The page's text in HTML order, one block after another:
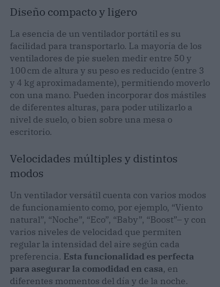
Diseño compacto y ligero
La esencia de un ventilador portátil es su
facilidad para transportarlo. La mayoría de los
ventiladores de pie suelen medir entre 50 y
100 cm de altura y su peso es reducido (entre 3
y 4 kg aproximadamente), permitiendo moverlo
con una mano. Pueden incorporar dos mástiles
de diferentes alturas, para poder utilizarlo a
nivel de suelo, o bien sobre una mesa o
escritorio.
Velocidades múltiples y distintos
modos
Un ventilador versátil cuenta con varios modos
de funcionamiento como, por ejemplo, “Viento
natural”, “Noche”, “Eco”, “Baby”, “Boost”– y con
varios niveles de velocidad que permiten
regular la intensidad del aire según cada
preferencia. Esta funcionalidad es perfecta
para asegurar la comodidad en casa, en
diferentes momentos del día y de la noche.